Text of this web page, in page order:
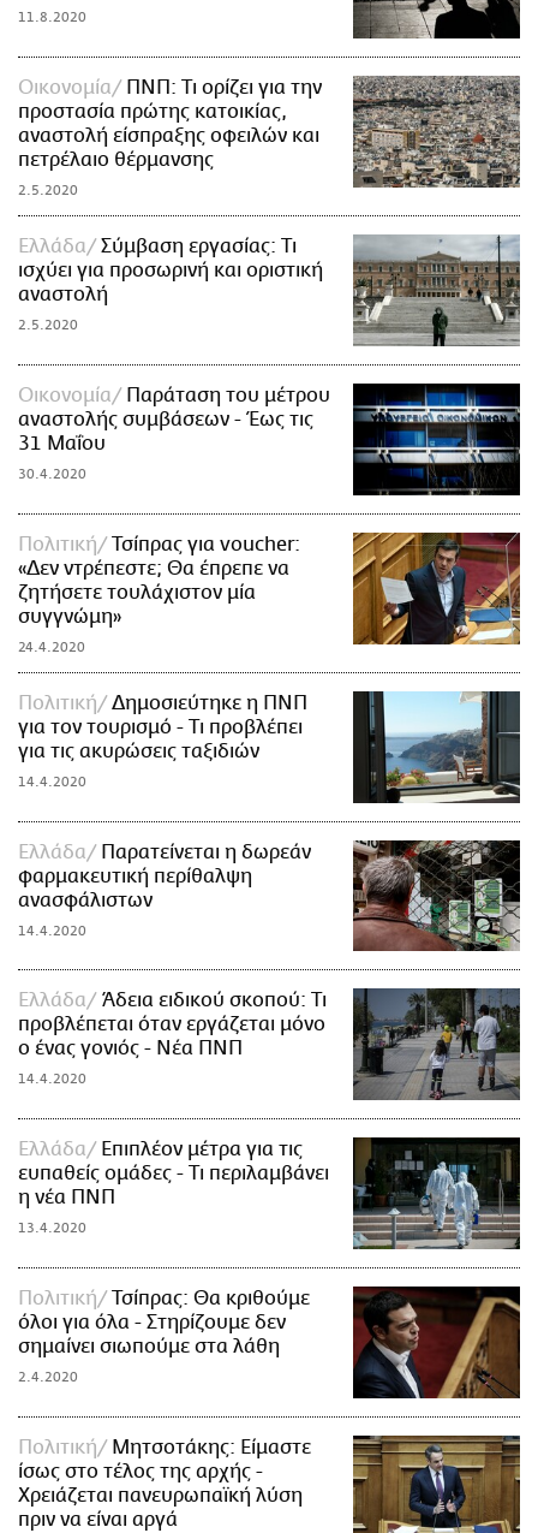
11.8.2020
Οικονομία
ΠΝΠ: Τι ορίζει για την
προστασία πρώτης κατοικίας,
αναστολή είσπραξης οφειλών και
πετρέλαιο θέρμανσης
2.5.2020
Ελλάδα
Σύμβαση εργασίας: Τι
ισχύει για προσωρινή και οριστική
αναστολή
2.5.2020
Οικονομία
Παράταση του μέτρου
αναστολής συμβάσεων - Έως τις
31 Μαΐου
30.4.2020
Πολιτική
Τσίπρας για voucher:
«Δεν ντρέπεστε; Θα έπρεπε να
ζητήσετε τουλάχιστον μία
συγγνώμη»
24.4.2020
Πολιτική
Δημοσιεύτηκε η ΠΝΠ
για τον τουρισμό - Τι προβλέπει
για τις ακυρώσεις ταξιδιών
14.4.2020
Ελλάδα
Παρατείνεται η δωρεάν
φαρμακευτική περίθαλψη
ανασφάλιστων
14.4.2020
Ελλάδα
Άδεια ειδικού σκοπού: Τι
προβλέπεται όταν εργάζεται μόνο
ο ένας γονιός - Νέα ΠΝΠ
14.4.2020
Ελλάδα
Επιπλέον μέτρα για τις
ευπαθείς ομάδες - Τι περιλαμβάνει
η νέα ΠΝΠ
13.4.2020
Πολιτική
Τσίπρας: Θα κριθούμε
όλοι για όλα - Στηρίζουμε δεν
σημαίνει σιωπούμε στα λάθη
2.4.2020
Πολιτική
Μητσοτάκης: Είμαστε
ίσως στο τέλος της αρχής -
Χρειάζεται πανευρωπαϊκή λύση
πριν να είναι αργά